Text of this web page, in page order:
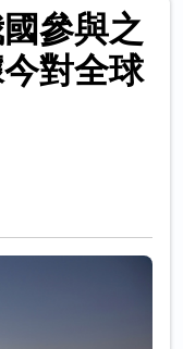
參與之
對全球